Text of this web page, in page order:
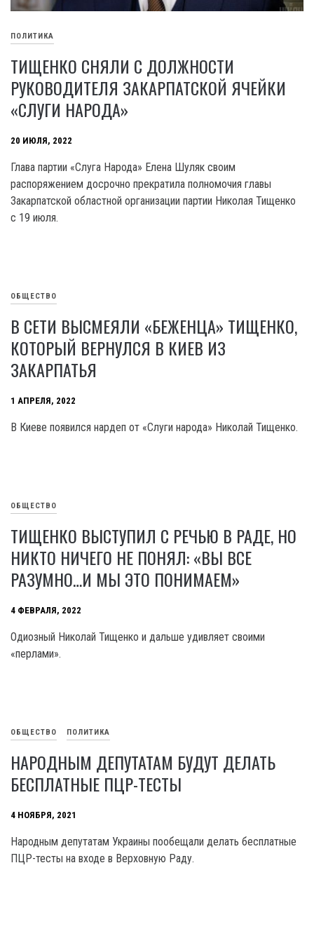
ПОЛИТИКА
ТИЩЕНКО СНЯЛИ С ДОЛЖНОСТИ
РУКОВОДИТЕЛЯ ЗАКАРПАТСКОЙ ЯЧЕЙКИ
«СЛУГИ НАРОДА»
20 ИЮЛЯ, 2022
Глава партии «Слуга Народа» Елена Шуляк своим
распоряжением досрочно прекратила полномочия главы
Закарпатской областной организации партии Николая Тищенко
с 19 июля.
ОБЩЕСТВО
В СЕТИ ВЫСМЕЯЛИ «БЕЖЕНЦА» ТИЩЕНКО,
КОТОРЫЙ ВЕРНУЛСЯ В КИЕВ ИЗ
ЗАКАРПАТЬЯ
1 АПРЕЛЯ, 2022
В Киеве появился нардеп от «Слуги народа» Николай Тищенко.
ОБЩЕСТВО
ТИЩЕНКО ВЫСТУПИЛ С РЕЧЬЮ В РАДЕ, НО
НИКТО НИЧЕГО НЕ ПОНЯЛ: «ВЫ ВСЕ
РАЗУМНО…И МЫ ЭТО ПОНИМАЕМ»
4 ФЕВРАЛЯ, 2022
Одиозный Николай Тищенко и дальше удивляет своими
«перлами».
ОБЩЕСТВО ПОЛИТИКА
НАРОДНЫМ ДЕПУТАТАМ БУДУТ ДЕЛАТЬ
БЕСПЛАТНЫЕ ПЦР-ТЕСТЫ
4 НОЯБРЯ, 2021
Народным депутатам Украины пообещали делать бесплатные
ПЦР-тесты на входе в Верховную Раду.